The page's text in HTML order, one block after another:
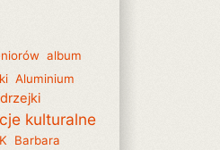
album
Aluminium
kulturalne
Barbara